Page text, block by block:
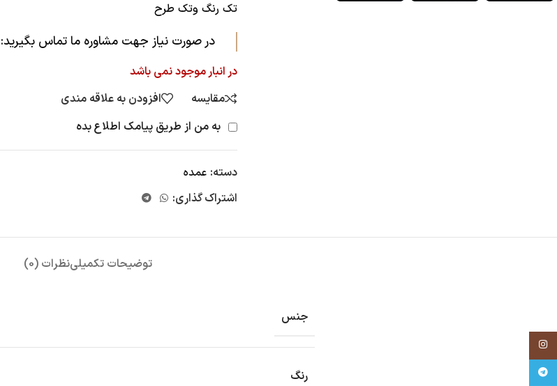
تک رنگ ‌وتک طرح
در صورت نیاز جهت مشاوره ما تماس بگیرید:‌
در انبار موجود نمی باشد
مقایسه
افزودن به علاقه مندی
به من از طریق پیامک اطلاع بده
دسته: عمده
اشتراک گذاری:
توضیحات تکمیلینظرات (0)
جنس
رنگ